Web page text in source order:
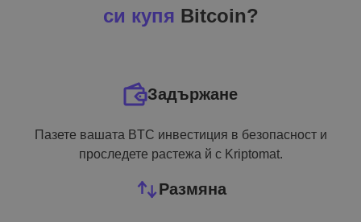
си купя Bitcoin?
Задържане
Пазете вашата BTC инвестиция в безопасност и
проследете растежа й с Kriptomat.
Размяна